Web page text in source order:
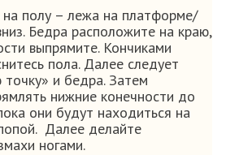
на полу – лежа на платформе/
Бедра расположите на краю,
выпрямите. Кончиками
пола. Далее следует
точку» и бедра. Затем
нижние конечности до
они будут находиться на
Далее делайте
ногами.